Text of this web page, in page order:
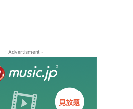
- Advertisment -